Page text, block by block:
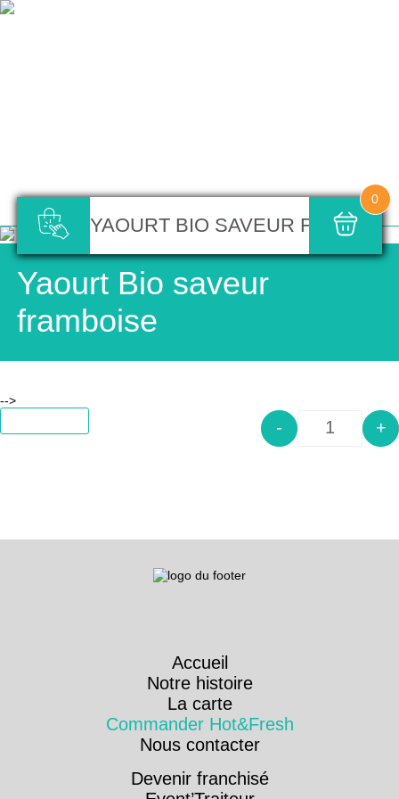
YAOURT BIO SAVEUR
0
Yaourt Bio saveur
framboise
-->
Quantity
- +
Accueil
Notre histoire
La carte
Commander Hot&Fresh
Nous contacter
Devenir franchisé